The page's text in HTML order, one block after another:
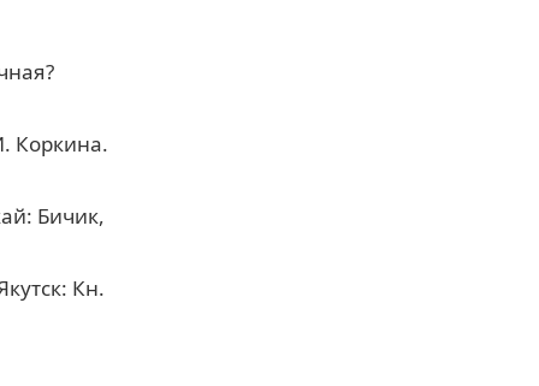
Коркина.
Бичик,
Кн.